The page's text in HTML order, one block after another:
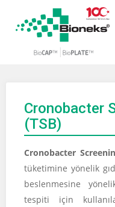
Cronobacter
(TSB)
Cronobacter
tüketimine yönelik
beslenmesine
tespiti için